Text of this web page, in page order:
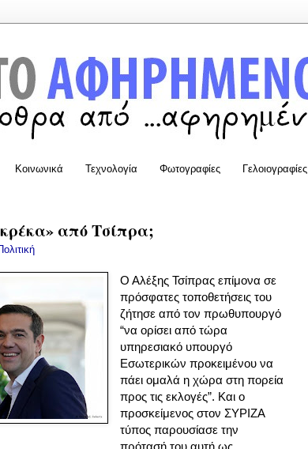
Κοινωνικά Τεχνολογία Φωτογραφίες Γελοιογραφίες
από Τσίπρα;
Ο Αλέξης Τσίπρας επίμονα σε
πρόσφατες τοποθετήσεις του
ζήτησε από τον πρωθυπουργό
“να ορίσει από τώρα
υπηρεσιακό υπουργό
Εσωτερικών προκειμένου να
πάει ομαλά η χώρα στη πορεία
προς τις εκλογές”. Και ο
προσκείμενος στον ΣΥΡΙΖΑ
τύπος παρουσίασε την